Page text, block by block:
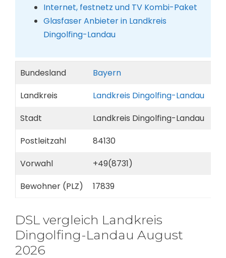
Internet, festnetz und TV Kombi-Paket
Glasfaser Anbieter in Landkreis
Dingolfing-Landau
Bundesland
Bayern
Landkreis
Landkreis Dingolfing-Landau
Stadt
Landkreis Dingolfing-Landau
Postleitzahl
84130
Vorwahl
+49(8731)
Bewohner (PLZ)
17839
DSL vergleich Landkreis
Dingolfing-Landau August
2026